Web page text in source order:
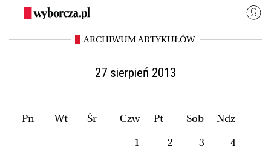
WYBORCZA.PL
Świat
Wyborcza.biz Co jest grane24
Zaloguj się
ARCHIWUM ARTYKUŁÓW
27 sierpień 2013
Pn Wt Śr Czw Pt Sob
Ndz
1
2 3
4